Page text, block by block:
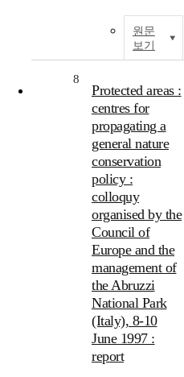
원문
보기
8
Protected areas :
centres for
propagating a
general nature
conservation
policy :
colloquy
organised by the
Council of
Europe and the
management of
the Abruzzi
National Park
(Italy), 8-10
June 1997 :
report